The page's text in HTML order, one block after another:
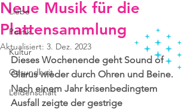
Liebe
Politik
Kultur
Gesundheit
Leidenschaft
Neue Musik für die
Plattensammlung
Aktualisiert: 3. Dez. 2023
Dieses Wochenende geht Sound of
Glarus wieder durch Ohren und Beine.
Nach einem Jahr krisenbedingtem
Ausfall zeigte der gestrige